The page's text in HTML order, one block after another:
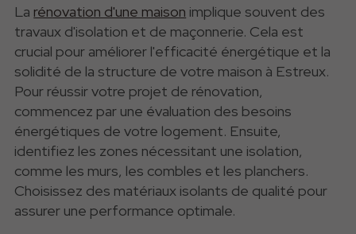
La rénovation d'une maison implique souvent des
travaux d'isolation et de maçonnerie. Cela est
crucial pour améliorer l'efficacité énergétique et la
solidité de la structure de votre maison à Estreux.
Pour réussirvotre projet de rénovation,
commencez par une évaluation des besoins
énergétiques de votre logement. Ensuite,
identifiez les zones nécessitant une isolation,
comme les murs, les combles et les planchers.
Choisissez des matériaux isolants de qualité pour
assurer une performance optimale.